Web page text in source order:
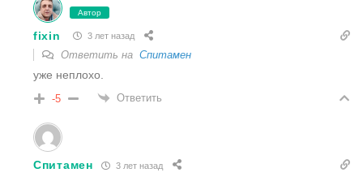
Автор
fixin 3 лет назад
Ответить на Спитамен
уже неплохо.
-5 Ответить
Спитамен 3 лет назад